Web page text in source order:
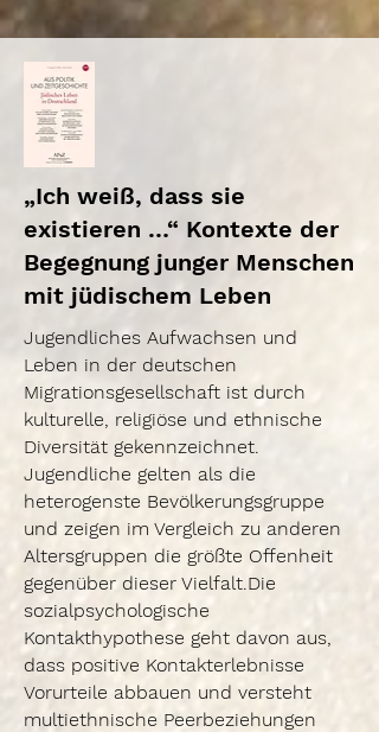
„Ich weiß, dass sie
existieren …“ Kontexte der
Begegnung junger Menschen
mit jüdischem Leben
Jugendliches Aufwachsen und
Leben in der deutschen
Migrationsgesellschaft ist durch
kulturelle, religiöse und ethnische
Diversität gekennzeichnet.
Jugendliche gelten als die
heterogenste Bevölkerungsgruppe
und zeigen im Vergleich zu anderen
Altersgruppen die größte Offenheit
gegenüber dieser Vielfalt.Die
sozialpsychologische
Kontakthypothese geht davon aus,
dass positive Kontakterlebnisse
Vorurteile abbauen und versteht
multiethnische Peerbeziehungen